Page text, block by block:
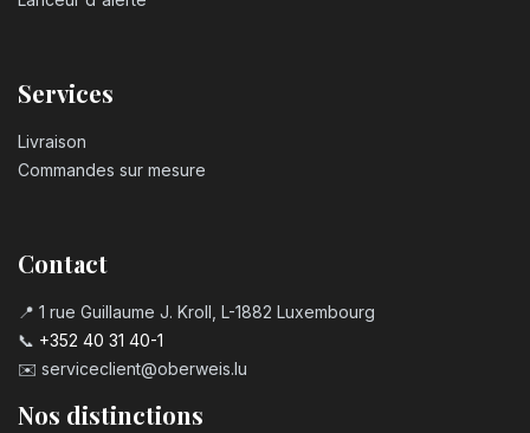
Services
Livraison
Commandes sur mesure
Contact
📍 1 rue Guillaume J. Kroll, L-1882 Luxembourg
📞 +352 40 31 40-1
✉️ serviceclient@oberweis.lu
Nos distinctions